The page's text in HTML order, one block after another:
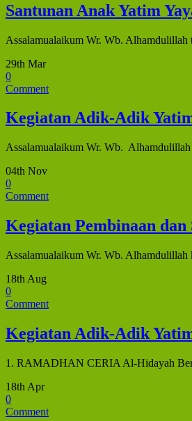
Santunan Anak Yatim
Assalamualaikum Wr. Wb. Alhamdulillah
29th Mar
0
Comment
Kegiatan Adik-Adik
Assalamualaikum Wr. Wb.
04th Nov
0
Comment
Kegiatan Pembinaan dan
Assalamualaikum Wr. Wb. Alhamdulillah
18th Aug
0
Comment
Kegiatan Adik-Adik
1. RAMADHAN CERIA Al-Hidayah
18th Apr
0
Comment